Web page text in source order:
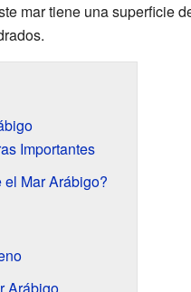
mar tiene una superficie
Importantes
Mar Arábigo?